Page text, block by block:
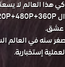
سنه في العالم
إستخبارية.